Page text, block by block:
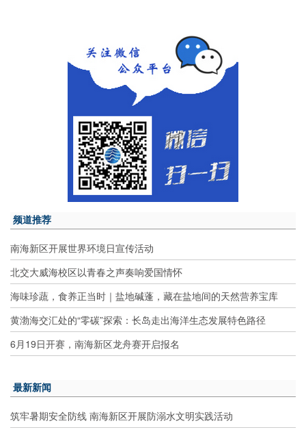
频道推荐
南海新区开展世界环境日宣传活动
北交大威海校区以青春之声奏响爱国情怀
海味珍蔬，食养正当时｜盐地碱蓬，藏在盐地间的天然营养宝库
黄渤海交汇处的“零碳”探索：长岛走出海洋生态发展特色路径
6月19日开赛，南海新区龙舟赛开启报名
最新新闻
筑牢暑期安全防线 南海新区开展防溺水文明实践活动